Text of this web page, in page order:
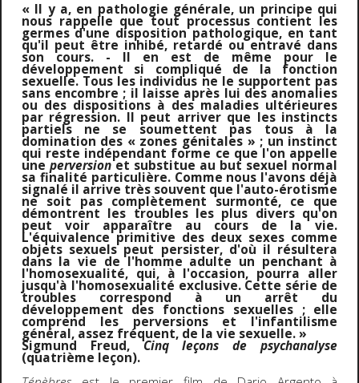
« Il y a, en pathologie générale, un principe qui
nous rappelle que tout processus contient les
germes d'une disposition pathologique, en tant
qu'il peut être inhibé, retardé ou entravé dans
son cours. - Il en est de même pour le
développement si compliqué de la fonction
sexuelle. Tous les individus ne le supportent pas
sans encombre ; il laisse après lui des anomalies
ou des dispositions à des maladies ultérieures
par régression. Il peut arriver que les instincts
partiels ne se soumettent pas tous à la
domination des « zones génitales » ; un instinct
qui reste indépendant forme ce que l'on appelle
une perversionet substitue au but sexuel normal
sa finalité particulière. Comme nous l'avons déjà
signalé il arrive très souvent que l'auto-érotisme
ne soit pas complètement surmonté, ce que
démontrent les troubles les plus divers qu'on
peut voir apparaître au cours de la vie.
L'équivalence primitive des deux sexes comme
objets sexuels peut persister, d'où il résultera
dans la vie de l'homme adulte un penchant à
l'homosexualité, qui, à l'occasion, pourra aller
jusqu'à l'homosexualité exclusive. Cette série de
troubles correspond à un arrêt du
développement des fonctions sexuelles ; elle
comprend les perversions et l'infantilisme
général, assez fréquent, de la vie sexuelle. »
Sigmund Freud,Cinq leçons de psychanalyse
(quatrième leçon).